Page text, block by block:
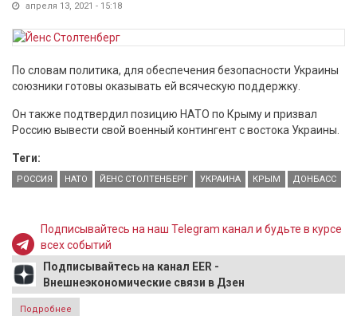
апреля 13, 2021 - 15:18
По словам политика, для обеспечения безопасности Украины
союзники готовы оказывать ей всяческую поддержку.
Он также подтвердил позицию НАТО по Крыму и призвал
Россию вывести свой военный контингент с востока Украины.
Теги:
РОССИЯ НАТО ЙЕНС СТОЛТЕНБЕРГ УКРАИНА КРЫМ ДОНБАСС
Подписывайтесь на наш Telegram канал и будьте в курсе
всех событий
Подписывайтесь на канал EER -
Внешнеэкономические связи в Дзен
Подробнее